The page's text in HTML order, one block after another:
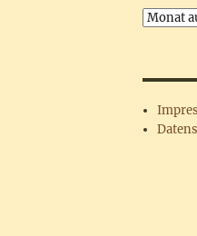
Archiv